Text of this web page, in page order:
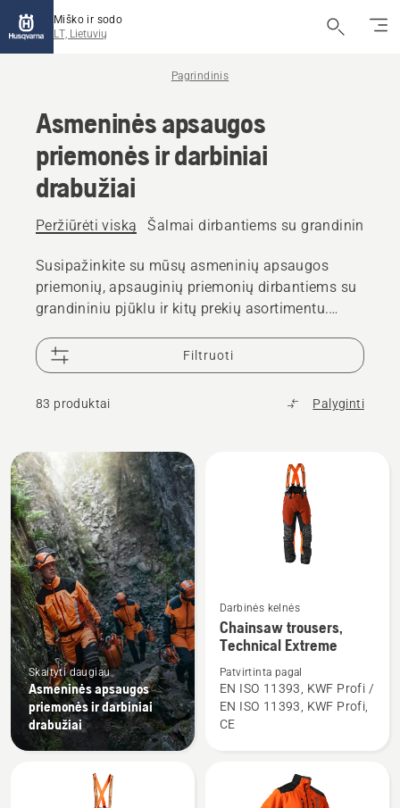
Miško ir sodo
LT, Lietuvių
Pagrindinis
Asmeninės apsaugos
priemonės ir darbiniai
drabužiai
Peržiūrėti viską Šalmai dirbantiems su grandininiu
Susipažinkite su mūsų asmeninių apsaugos
priemonių, apsauginių priemonių dirbantiems su
grandininiu pjūklu ir kitų prekių asortimentu.
pasirengti kiekvienam iššūkiui.
Filtruoti
83 produktai Palyginti
Rodyti
visus
produktus
Skaityti daugiau
Asmeninės apsaugos
priemonės ir darbiniai
drabužiai
Žiūrėti
daugiau
detalių
apie
Chainsaw
trousers,
Darbinės kelnės
Chainsaw trousers,
Technical Extreme
Patvirtinta pagal
EN ISO 11393, KWF Profi /
EN ISO 11393, KWF Profi,
CE